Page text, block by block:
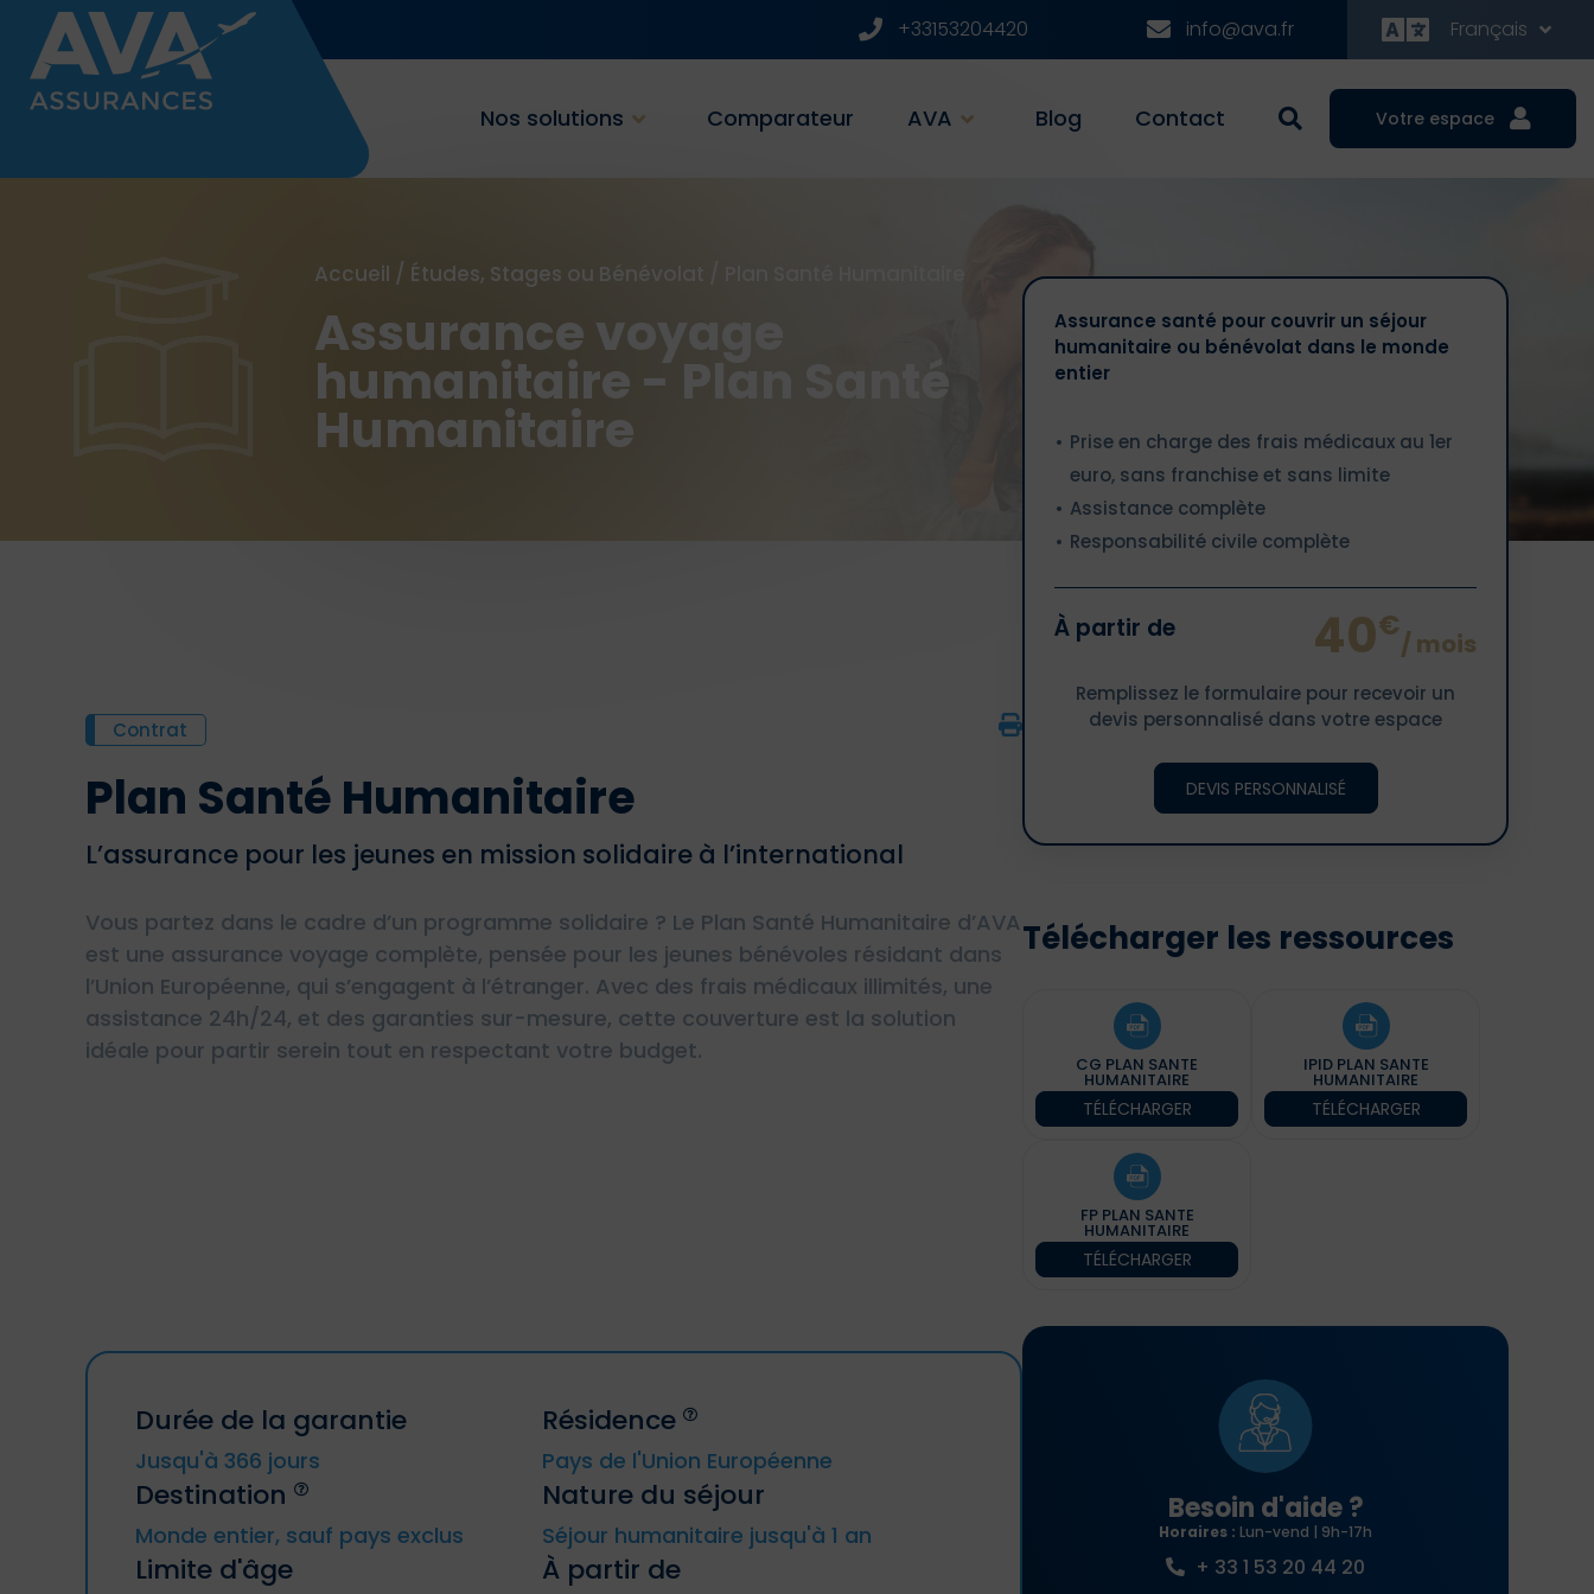
+33153204420 info@ava.fr Français
Nos solutions Comparateur AVA Blog Contact Votre espace
Accueil / Études, Stages ou Bénévolat
Assurance voyage
humanitaire - Plan Santé
Humanitaire
Contrat
Plan Santé Humanitaire
L’assurance pour les jeunes en mission solidaire à l’international
Vous partez dans le cadre d’un programme solidaire ? Le Plan Santé Humanitaire d’AVA
est une assurance voyage complète, pensée pour les jeunes bénévoles résidant dans
l’Union Européenne, qui s’engagent à l’étranger. Avec des frais médicaux illimités, une
assistance 24h/24, et des garanties sur-mesure, cette couverture est la solution
idéale pour partir serein tout en respectant votre budget.
Durée de la garantie
Jusqu'à 366 jours
Résidence
Allemagne, Autriche, Belgique, Bulgarie,
Chypre, Croatie, Danemark, Espagne,
Estonie, Finlande, France métropolitaine
(y compris DROM et CTOM), Grèce,
Pays de l'Union Européenne
Destination
Les voyages à destination ou en
provenance de la Russie, de Cuba, de
Monde entier, sauf pays exclus
Nature du séjour
Séjour humanitaire jusqu'à 1 an
Limite d'âge À partir de
Assurance santé pour couvrir un séjour
humanitaire ou bénévolat dans le monde
entier
Prise en charge des frais médicaux au 1er
euro, sans franchise et sans limite
Assistance complète
Responsabilité civile complète
À partir de 40€/ mois
Remplissez le formulaire pour recevoir un
devis personnalisé dans votre espace
DEVIS PERSONNALISÉ
Télécharger les ressources
CG PLAN SANTE
HUMANITAIRE
TÉLÉCHARGER
IPID PLAN SANTE
HUMANITAIRE
TÉLÉCHARGER
FP PLAN SANTE
HUMANITAIRE
TÉLÉCHARGER
Besoin d'aide ?
Horaires : Lun-vend | 9h-17h
+ 33 1 53 20 44 20